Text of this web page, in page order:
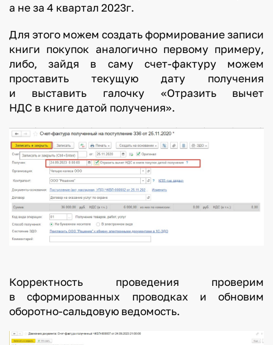
а не за 4 квартал 2023г.
Для этого можем создать формирование записи
книги покупок аналогично первому примеру,
либо, зайдя в саму счет-фактуру можем
проставить текущую дату получения
и выставить галочку «Отразить вычет
НДС в книге датой получения».
Корректность проведения проверим
в сформированных проводках и обновим
оборотно-сальдовую ведомость.